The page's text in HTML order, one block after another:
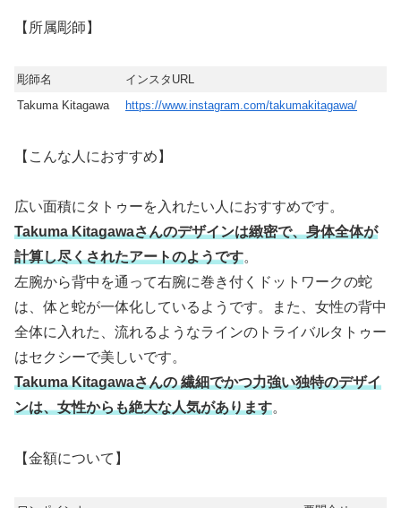
【所属彫師】
彫師名
インスタURL
Takuma Kitagawa
https://www.instagram.com/takumakitagawa/
【こんな人におすすめ】
広い面積にタトゥーを入れたい人におすすめです。
Takuma Kitagawaさんのデザインは緻密で、身体全体が
計算し尽くされたアートのようです。
左腕から背中を通って右腕に巻き付くドットワークの蛇
は、体と蛇が一体化しているようです。また、女性の背中
全体に入れた、流れるようなラインのトライバルタトゥー
はセクシーで美しいです。
Takuma Kitagawaさんの 繊細でかつ力強い独特のデザイ
ンは、女性からも絶大な人気があります。
【金額について】